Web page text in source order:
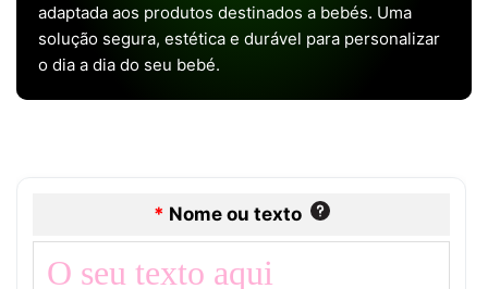
adaptada aos produtos destinados a bebés. Uma
solução segura, estética e durável para personalizar
o dia a dia do seu bebé.
* Nome ou texto